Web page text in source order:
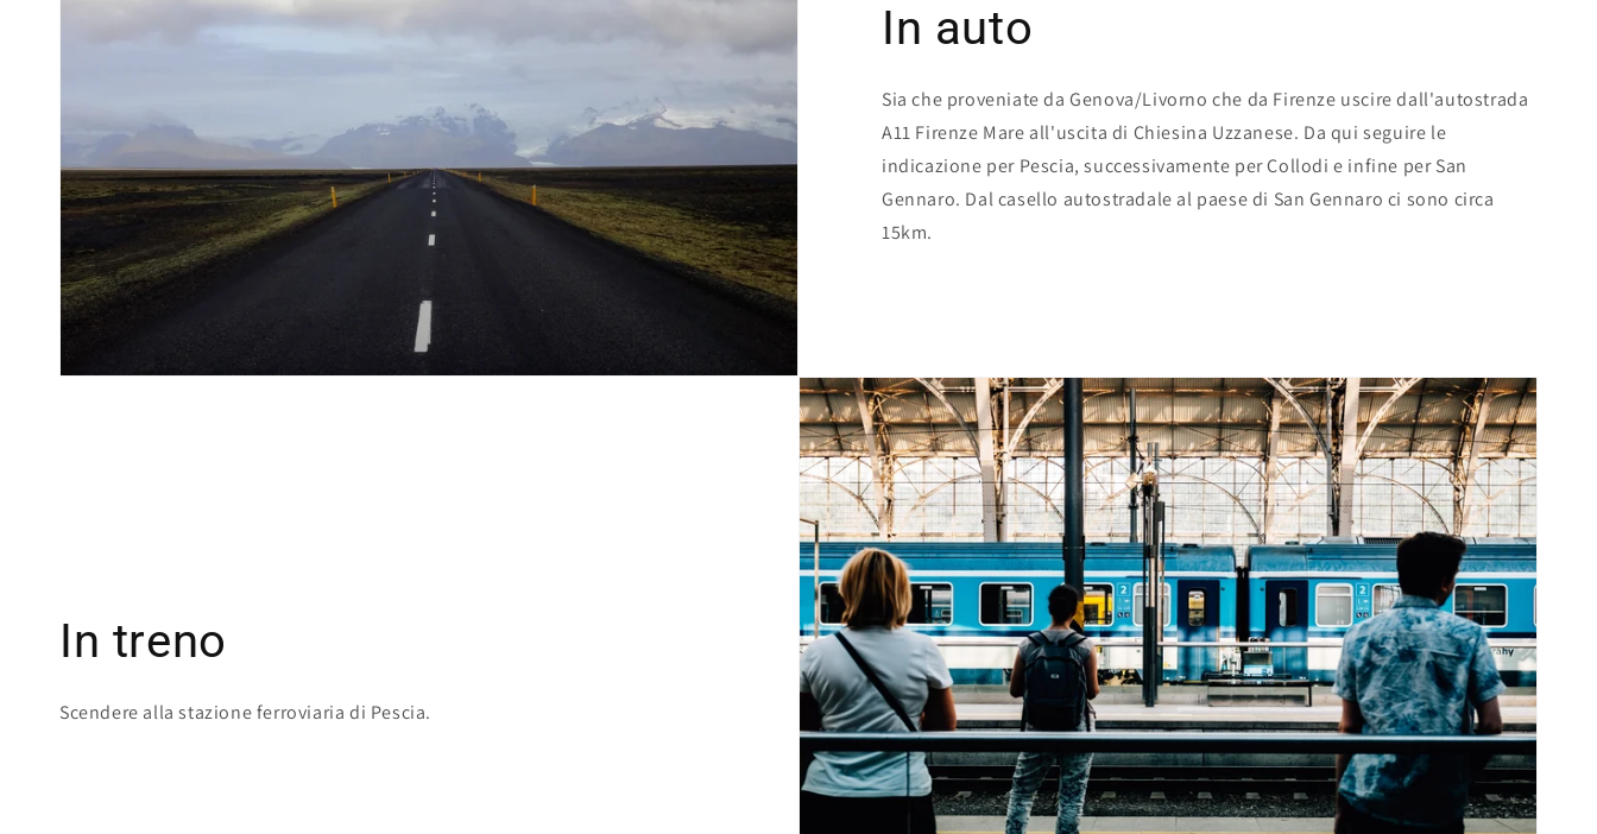
In auto
Sia che proveniate da Genova/Livorno che da Firenze uscire dall'autostrada
A11 Firenze Mare all'uscita di Chiesina Uzzanese. Da qui seguire le
indicazione per Pescia, successivamente per Collodi e infine per San
Gennaro. Dal casello autostradale al paese di San Gennaro ci sono circa
15km.
In treno
Scendere alla stazione ferroviaria di Pescia.